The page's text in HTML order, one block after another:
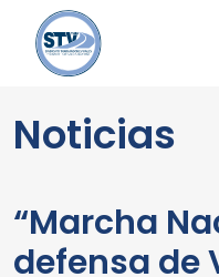
Noticias
“Marcha
defensa de